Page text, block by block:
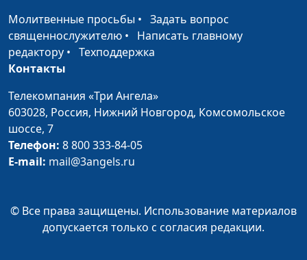
акварелью
Рисунок и
живопись. 1.
яблоко |
Карандаш
Олеся Гузова
Скрапбукинг.
Фотоальбом
Анна Кузнецова
Обложка на
паспорт
Молитвенные просьбы • Задать вопрос
священнослужителю • Написать главному
редактору • Техподдержка
Контакты
Телекомпания «Три Ангела»
603028, Россия, Нижний Новгород, Комсомольское
шоссе, 7
Телефон: 8 800 333-84-05
E-mail: mail@3angels.ru
© Все права защищены. Использование материалов
допускается только с согласия редакции.